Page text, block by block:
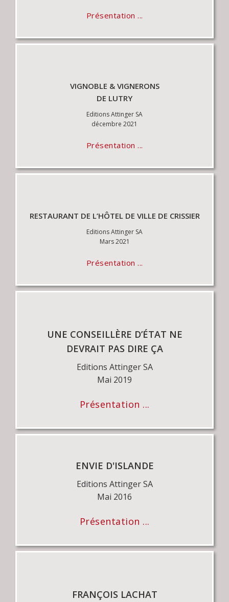
Présentation ...
VIGNOBLE & VIGNERONS
DE LUTRY
Editions Attinger SA
décembre 2021
Présentation ...
RESTAURANT DE L’HÔTEL DE VILLE DE CRISSIER
Editions Attinger SA
Mars 2021
Présentation ...
UNE CONSEILLÈRE D’ÉTAT NE
DEVRAIT PAS DIRE ÇA
Editions Attinger SA
Mai 2019
Présentation ...
ENVIE D'ISLANDE
Editions Attinger SA
Mai 2016
Présentation ...
FRANÇOIS LACHAT